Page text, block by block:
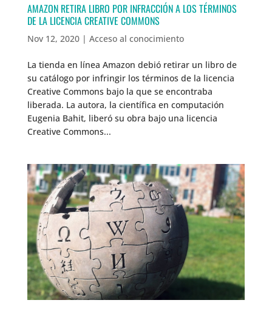
AMAZON RETIRA LIBRO POR INFRACCIÓN A LOS TÉRMINOS
DE LA LICENCIA CREATIVE COMMONS
Nov 12, 2020| Acceso al conocimiento
La tienda en línea Amazon debió retirar un libro de
su catálogo por infringir los términos de la licencia
Creative Commons bajo la que se encontraba
liberada. La autora, la científica en computación
Eugenia Bahit, liberó su obra bajo una licencia
Creative Commons...